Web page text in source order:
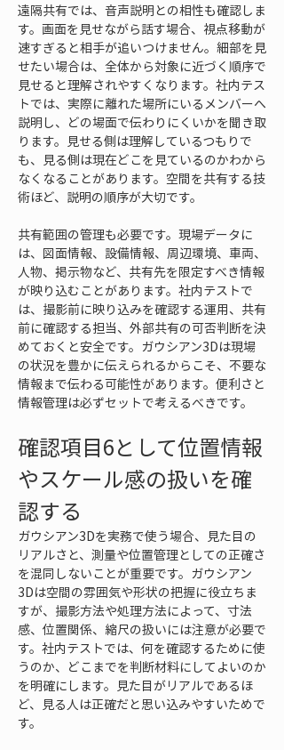
遠隔共有では、音声説明との相性も確認しま
す。画面を見せながら話す場合、視点移動が
速すぎると相手が追いつけません。細部を見
せたい場合は、全体から対象に近づく順序で
見せると理解されやすくなります。社内テス
トでは、実際に離れた場所にいるメンバーへ
説明し、どの場面で伝わりにくいかを聞き取
ります。見せる側は理解しているつもりで
も、見る側は現在どこを見ているのかわから
なくなることがあります。空間を共有する技
術ほど、説明の順序が大切です。
共有範囲の管理も必要です。現場データに
は、図面情報、設備情報、周辺環境、車両、
人物、掲示物など、共有先を限定すべき情報
が映り込むことがあります。社内テストで
は、撮影前に映り込みを確認する運用、共有
前に確認する担当、外部共有の可否判断を決
めておくと安全です。ガウシアン3Dは現場
の状況を豊かに伝えられるからこそ、不要な
情報まで伝わる可能性があります。便利さと
情報管理は必ずセットで考えるべきです。
確認項目6として位置情報
やスケール感の扱いを確
認する
ガウシアン3Dを実務で使う場合、見た目の
リアルさと、測量や位置管理としての正確さ
を混同しないことが重要です。ガウシアン
3Dは空間の雰囲気や形状の把握に役立ちま
すが、撮影方法や処理方法によって、寸法
感、位置関係、縮尺の扱いには注意が必要で
す。社内テストでは、何を確認するために使
うのか、どこまでを判断材料にしてよいのか
を明確にします。見た目がリアルであるほ
ど、見る人は正確だと思い込みやすいためで
す。